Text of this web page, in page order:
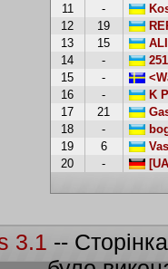
11
-
12
19
13
15
14
-
15
-
16
-
K P
17
21
18
-
19
6
20
-
3.1 --